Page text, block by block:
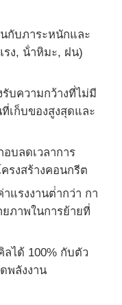
กับภาระหนักและ
ง, น้ําหิมะ, ฝน)
รับความกว้างที่ไม่มี
เก็บของสูงสุดและ
บลดเวลาการ
รงสร้างคอนกรีต
าแรงงานต่ํากว่า กา
ภาพในการย้ายที่
ลได้ 100% กับตัว
พลังงาน